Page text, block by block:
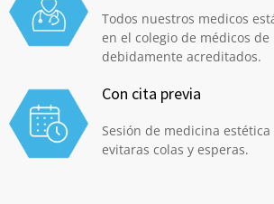
Todos nuestros medicos
en el colegio de médicos
debidamente acreditados.
Con cita previa
Sesión de medicina
evitaras colas y esperas.